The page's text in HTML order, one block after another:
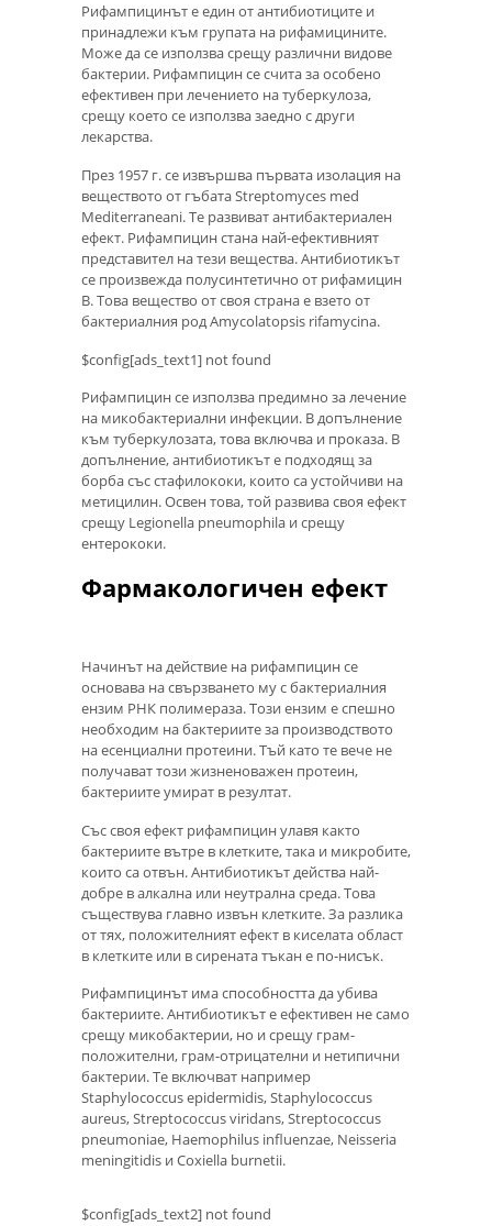
Рифампицинът е един от антибиотиците и
принадлежи към групата на рифамицините.
Може да се използва срещу различни видове
бактерии. Рифампицин се счита за особено
ефективен при лечението на туберкулоза,
срещу което се използва заедно с други
лекарства.
През 1957 г. се извършва първата изолация на
веществото от гъбата Streptomyces med
Mediterraneani. Те развиват антибактериален
ефект. Рифампицин стана най-ефективният
представител на тези вещества. Антибиотикът
се произвежда полусинтетично от рифамицин
В. Това вещество от своя страна е взето от
бактериалния род Amycolatopsis rifamycina.
$config[ads_text1] not found
Рифампицин се използва предимно за лечение
на микобактериални инфекции. В допълнение
към туберкулозата, това включва и проказа. В
допълнение, антибиотикът е подходящ за
борба със стафилококи, които са устойчиви на
метицилин. Освен това, той развива своя ефект
срещу Legionella pneumophila и срещу
ентерококи.
Фармакологичен ефект
Начинът на действие на рифампицин се
основава на свързването му с бактериалния
ензим РНК полимераза. Този ензим е спешно
необходим на бактериите за производството
на есенциални протеини. Тъй като те вече не
получават този жизненоважен протеин,
бактериите умират в резултат.
Със своя ефект рифампицин улавя както
бактериите вътре в клетките, така и микробите,
които са отвън. Антибиотикът действа най-
добре в алкална или неутрална среда. Това
съществува главно извън клетките. За разлика
от тях, положителният ефект в киселата област
в клетките или в сирената тъкан е по-нисък.
Рифампицинът има способността да убива
бактериите. Антибиотикът е ефективен не само
срещу микобактерии, но и срещу грам-
положителни, грам-отрицателни и нетипични
бактерии. Те включват например
Staphylococcus epidermidis, Staphylococcus
aureus, Streptococcus viridans, Streptococcus
pneumoniae, Haemophilus influenzae, Neisseria
meningitidis и Coxiella burnetii.
$config[ads_text2] not found